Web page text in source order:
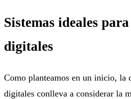
Sistemas ideales
digitales
Como planteamos en un inicio, la
digitales conlleva a considerar la